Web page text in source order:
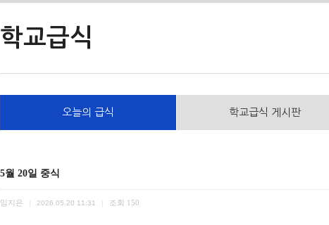
학교급식
오늘의 급식 학교급식 게시판
5월 20일 중식
임지은 2026.05.20 11:31 조회 150